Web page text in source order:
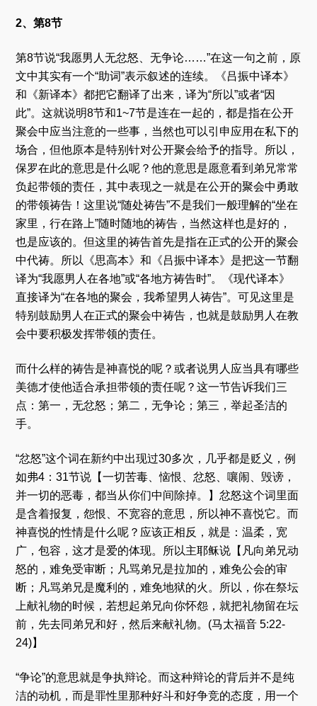
2、第8节
第8节说“我愿男人无忿怒、无争论……”在这一句之前，原
文中其实有一个“助词”表示叙述的连续。《吕振中译本》
和《新译本》都把它翻译了出来，译为“所以”或者“因
此”。这就说明8节和1~7节是连在一起的，都是指在公开
聚会中应当注意的一些事，当然也可以引申应用在私下的
场合，但他原本是特别针对公开聚会给予的指导。所以，
保罗在此的意思是什么呢？他的意思是愿意看到弟兄常常
负起带领的责任，其中表现之一就是在公开的聚会中勇敢
的带领祷告！这里说“随处祷告”不是我们一般理解的“坐在
家里，行在路上”随时随地的祷告，当然这样也是好的，
也是应该的。但这里的祷告首先是指在正式的公开的聚会
中代祷。所以《思高本》和《吕振中译本》是把这一节翻
译为“我愿男人在各地”或“各地方祷告时”。《现代译本》
直接译为“在各地的聚会，我希望男人祷告”。可见这里是
特别鼓励男人在正式的聚会中祷告，也就是鼓励男人在教
会中要积极发挥带领的责任。
而什么样的祷告是神喜悦的呢？或者说男人应当具有哪些
美德才使他适合承担带领的责任呢？这一节告诉我们三
点：第一，无忿怒；第二，无争论；第三，举起圣洁的
手。
“忿怒”这个词在新约中出现过30多次，几乎都是贬义，例
如弗4：31节说【一切苦毒、恼恨、忿怒、嚷闹、毁谤，
并一切的恶毒，都当从你们中间除掉。】忿怒这个词里面
是含着报复，怨恨、不宽容的意思，所以神不喜悦它。而
神喜悦的性情是什么呢？应该正相反，就是：温柔，宽
广，包容，这才是爱的体现。所以主耶稣说【凡向弟兄动
怒的，难免受审断；凡骂弟兄是拉加的，难免公会的审
断；凡骂弟兄是魔利的，难免地狱的火。所以，你在祭坛
上献礼物的时候，若想起弟兄向你怀怨，就把礼物留在坛
前，先去同弟兄和好，然后来献礼物。(马太福音 5:22-
24)】
“争论”的意思就是争执辩论。而这种辩论的背后并不是纯
洁的动机，而是罪性里那种好斗和好争竞的态度，用一个